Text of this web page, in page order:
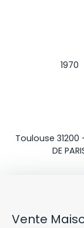
1970
Toulouse 31200 -
DE
Vente